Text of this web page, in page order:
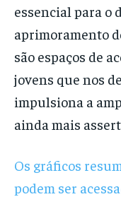
essencial para o
aprimoramento
são espaços de
jovens que nos
impulsiona a
ainda mais
Os gráficos
podem ser